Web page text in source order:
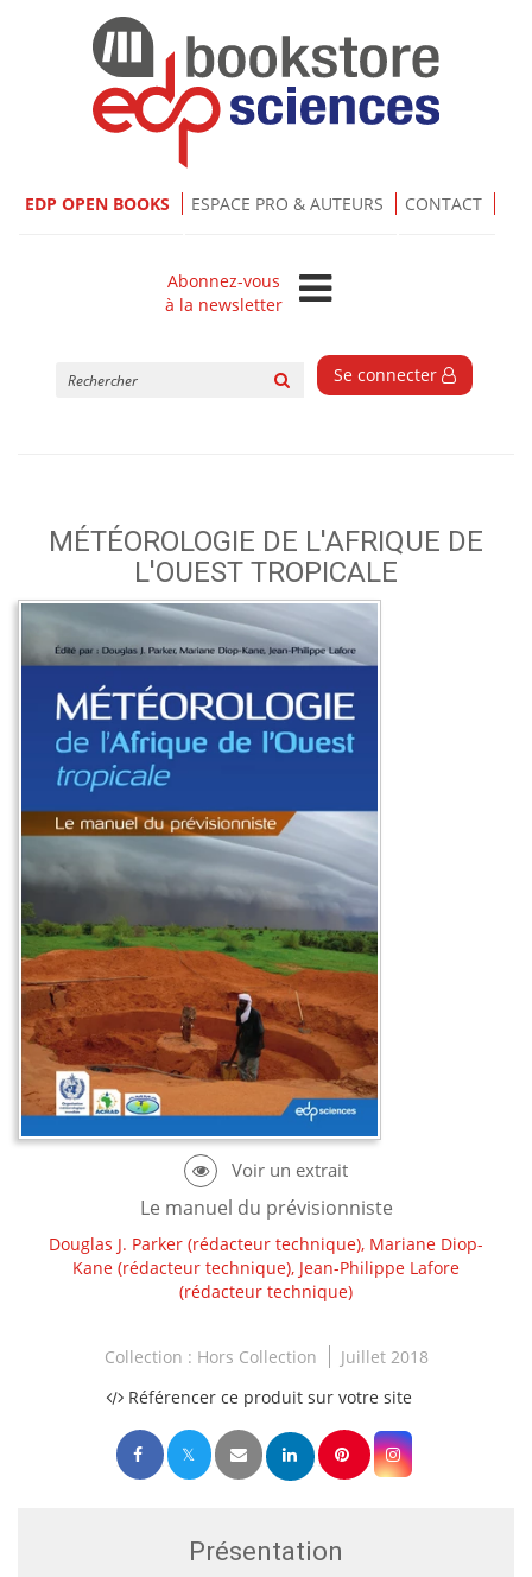
EDP OPEN BOOKS ESPACE PRO & AUTEURS CONTACT
Abonnez-vous
à la newsletter
Se connecter
MÉTÉOROLOGIE DE L'AFRIQUE DE
L'OUEST TROPICALE
Le manuel du prévisionniste
Douglas J. Parker (rédacteur technique), Mariane Diop-
Kane (rédacteur technique), Jean-Philippe Lafore
(rédacteur technique)
Collection : Hors Collection
Juillet 2018
Référencer ce produit sur votre site
Présentation